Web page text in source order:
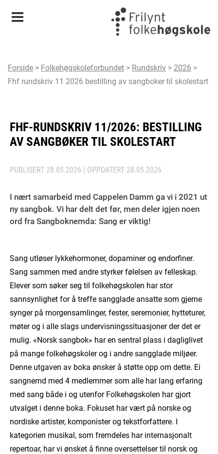
Meny
Forside > Folkehøgskoleforbundet > Rundskriv > 2026 >
Fhf rundskriv 11 2026 bestilling av sangboker til skolestart
FHF-RUNDSKRIV 11/2026: BESTILLING
AV SANGBØKER TIL SKOLESTART
PUBLISERT 28.05.2026 | OPPDATERT 28.05.2026
I nært samarbeid med Cappelen Damm ga vi i 2021 ut
ny sangbok. Vi har delt det før, men deler igjen noen
ord fra Sangboknemda: Sang er viktig!
Sang utløser lykkehormoner, dopaminer og endorfiner.
Sang sammen med andre styrker følelsen av felleskap.
Elever som søker seg til folkehøgskolen har stor
sannsynlighet for å treffe sangglade ansatte som gjerne
synger på morgensamlinger, fester, seremonier, hytteturer,
møter og i alle slags undervisningssituasjoner der det er
mulig. «Norsk sangbok» har en sentral plass i dagliglivet
på mange folkehøgskoler og i andre sangglade miljøer.
Denne utgaven av boka ønsker å støtte opp om dette. Ei
sangnemd med 4 medlemmer som alle har lang erfaring
med sang både i og utenfor Folkehøgskolen har gjort
utvalget i denne boka. Fokuset har vært på norske og
nordiske artister, komponister og tekstforfattere. I
kategorien musikal, som fremdeles har internasjonalt
repertoar, har vi ønsket å finne oversettelser til norsk og